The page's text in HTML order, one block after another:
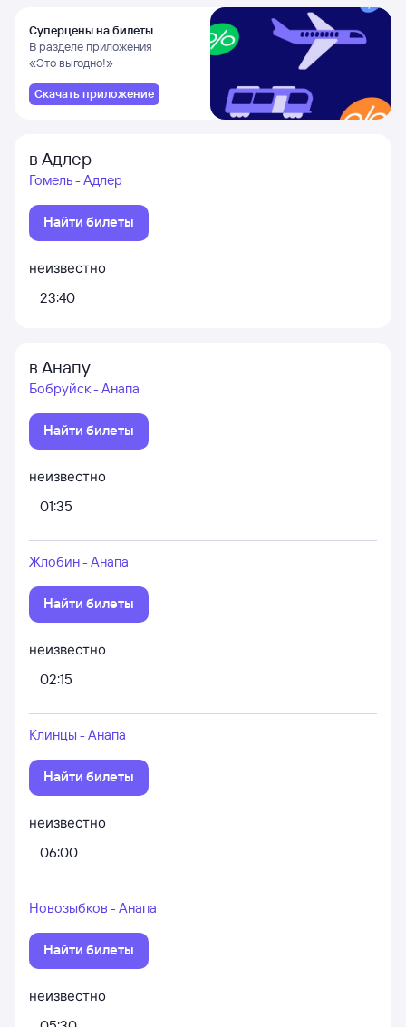
Суперцены на билеты
В разделе приложения
«Это выгодно!»
Скачать приложение
в Адлер
Гомель - Адлер
Найти билеты
неизвестно
23:40
в Анапу
Бобруйск - Анапа
Найти билеты
неизвестно
01:35
Жлобин - Анапа
Найти билеты
неизвестно
02:15
Клинцы - Анапа
Найти билеты
неизвестно
06:00
Новозыбков - Анапа
Найти билеты
неизвестно